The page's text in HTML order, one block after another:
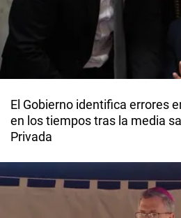
El Gobierno identifica errores
en los tiempos tras la media
Privada